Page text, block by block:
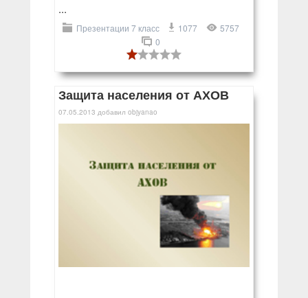
...
Презентации 7 класс 1077
5757
0
Защита населения от АХОВ
07.05.2013 добавил objyanao